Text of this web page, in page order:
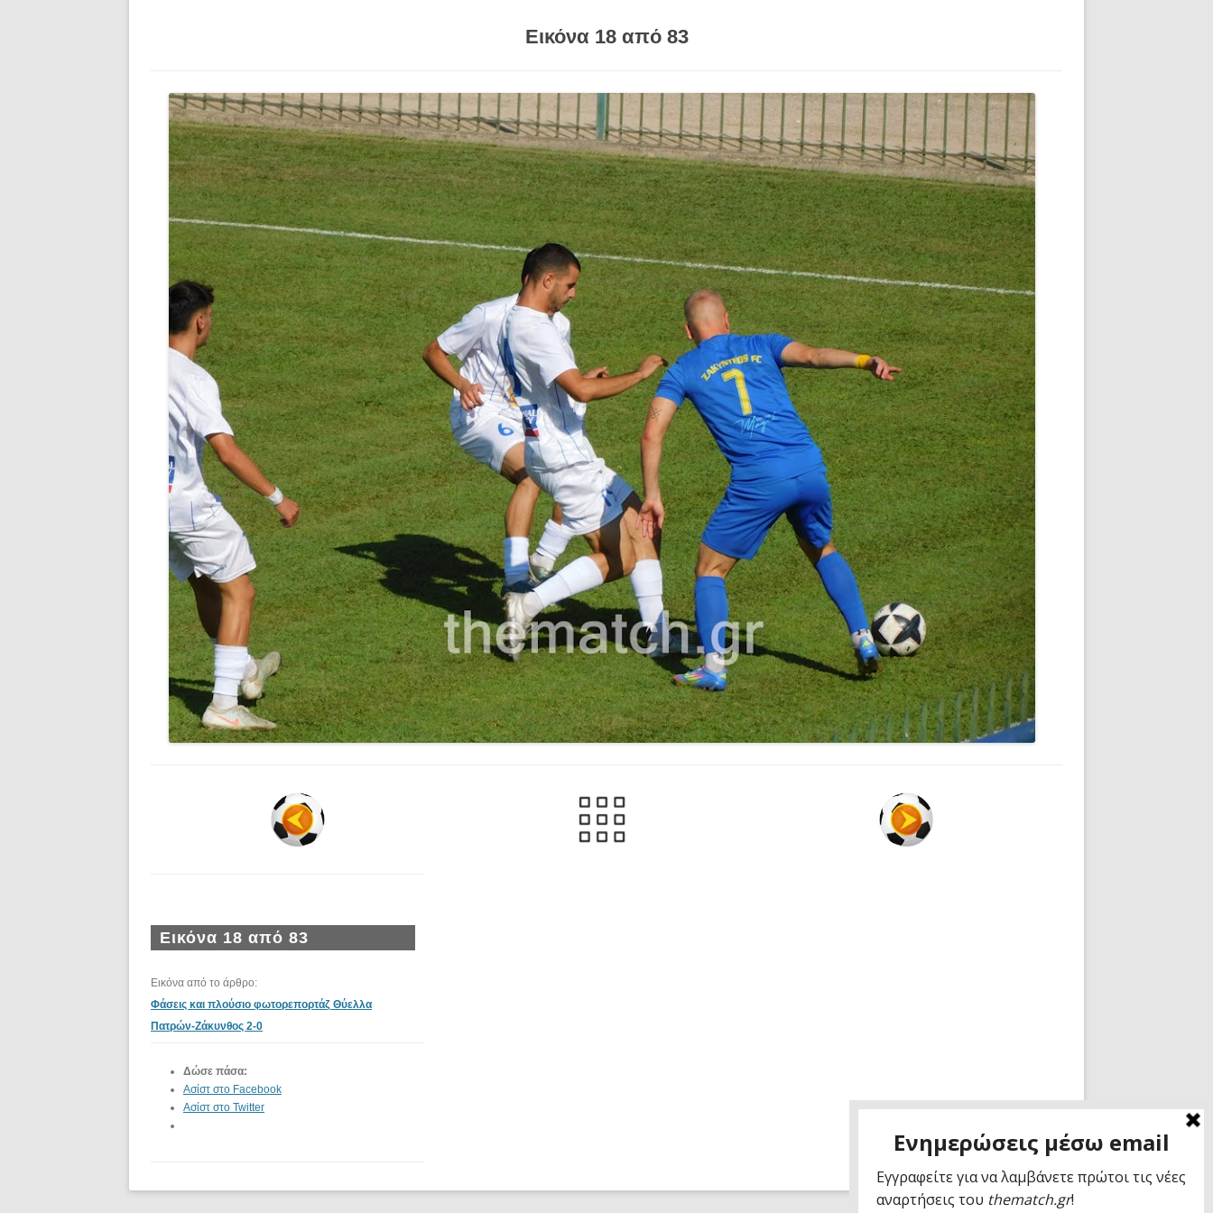
Εικόνα 18 από 83
Εικόνα 18 από 83
Εικόνα από το άρθρο:
Φάσεις και πλούσιο φωτορεπορτάζ Θύελλα
Πατρών-Ζάκυνθος 2-0
Δώσε πάσα:
Ασίστ στο Facebook
Ασίστ στο Twitter